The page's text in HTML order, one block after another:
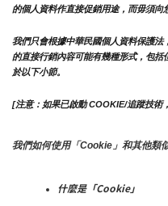
的個人資料作直接促銷用途，而毋須向
我們只會根據中華民國個人資料保護法
的直接行銷內容可能有幾種形式，包
於以下小節。
[注意：如果已啟動 COOKIE/追蹤技術
我們如何使用「Cookie」和其他類
什麼是「Cookie」